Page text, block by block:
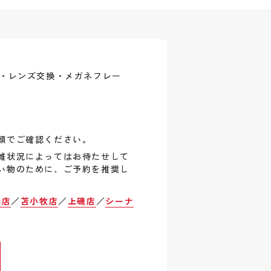
レンズ交換・メガネフレー
ご確認ください。
状況によってはお待たせして
物のために、ご予約を推奨し
／ 苫小牧店／ 上磯店 ／シーナ